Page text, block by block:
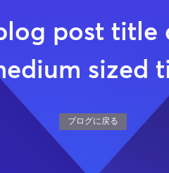
post
sized
ブログに戻る